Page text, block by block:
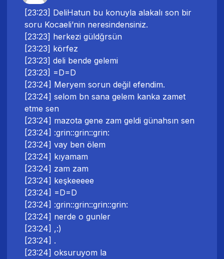
[23:23] DeliHatun bu konuyla alakalı son bir
soru Kocaeli’nin neresindensiniz.
[23:23] herkezi güldğrsün
[23:23] körfez
[23:23] deli bende gelemi
[23:23] =D=D
[23:24] Meryem sorun değil efendim.
[23:24] selom bn sana gelem kanka zamet
etme sen
[23:24] mazota gene zam geldi günahsın sen
[23:24] :grin::grin::grin:
[23:24] vay ben ölem
[23:24] kıyamam
[23:24] zam zam
[23:24] keşkeeeee
[23:24] =D=D
[23:24] :grin::grin::grin::grin:
[23:24] nerde o gunler
[23:24] ,:)
[23:24] .
[23:24] oksuruyom la